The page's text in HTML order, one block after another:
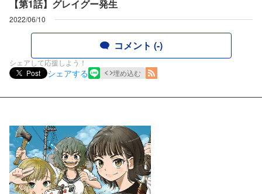
【第1話】グレイグー発生
2022/06/10
コメント (-)
シェアして応援しよう！
Post
シェアする 埋め込む